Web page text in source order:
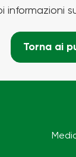
informazioni
Torna ai